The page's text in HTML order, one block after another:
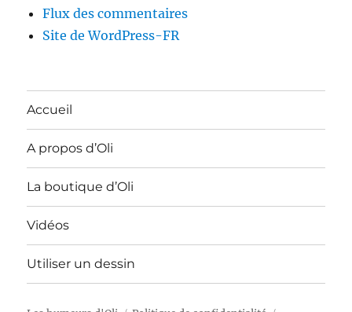
Flux des commentaires
Site de WordPress-FR
Accueil
A propos d’Oli
La boutique d’Oli
Vidéos
Utiliser un dessin